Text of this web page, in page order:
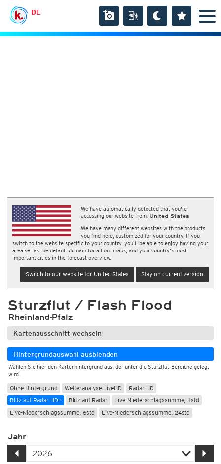
DE
We have automatically detected that you're
accessing our website from: United States
We have many different websites with the products
you find here, customized for your country. If you
switch to the website specific to your country, you'll be able to enjoy having your
area set as the default domain for all our maps, and your country's most
important cities in the forecast overview.
Switch to our website for United States Stay on current version
Sturzflut / Flash Flood
Rheinland-Pfalz
Kartenausschnitt wechseln
Hintergrundauswahl ausblenden
Wählen Sie hier den Kartenhintergrund aus, der unter die Sturzflut-Bereiche gelegt
wird.
Ohne Hintergrund Wetteranalyse LiveHD
Radar HD
Blitz auf Radar HD+
Blitz auf Radar
Live-Niederschlagssumme, 1std
Live-Niederschlagssumme, 6std
Live-Niederschlagssumme, 24std
Jahr